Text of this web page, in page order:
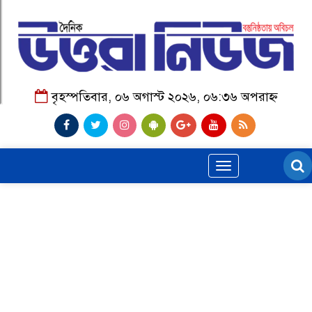
বৃহস্পতিবার, ০৬ অগাস্ট ২০২৬, ০৬:৩৬ অপরাহ্ন
Toggle
navigation